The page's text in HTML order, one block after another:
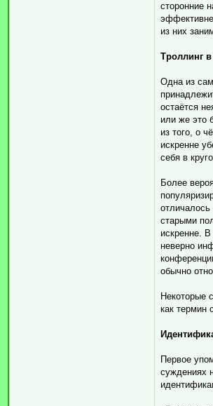
сторонние
из них
Троллинг в
Одна из
остаётся
или же это
из того, о
искренне
себя в
Более
старыми
искренне.
неверно
обычно
Некоторые
как термин
Первое
суждениях